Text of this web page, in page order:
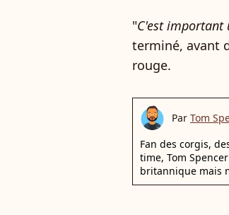
"C'est important
terminé, avant
rouge.
Par Tom
Fan des corgis,
time, Tom
britannique mais